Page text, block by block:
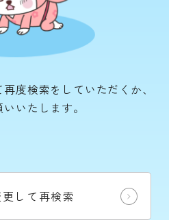
度検索をしていただくか、
いたします。
して再検索